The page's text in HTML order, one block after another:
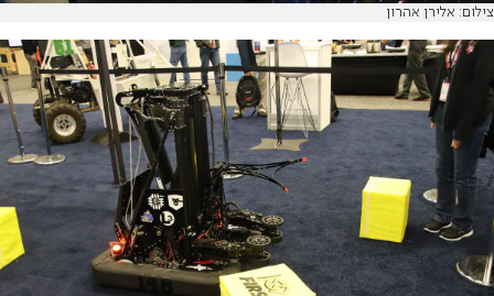
צילום: אלירן אהרון